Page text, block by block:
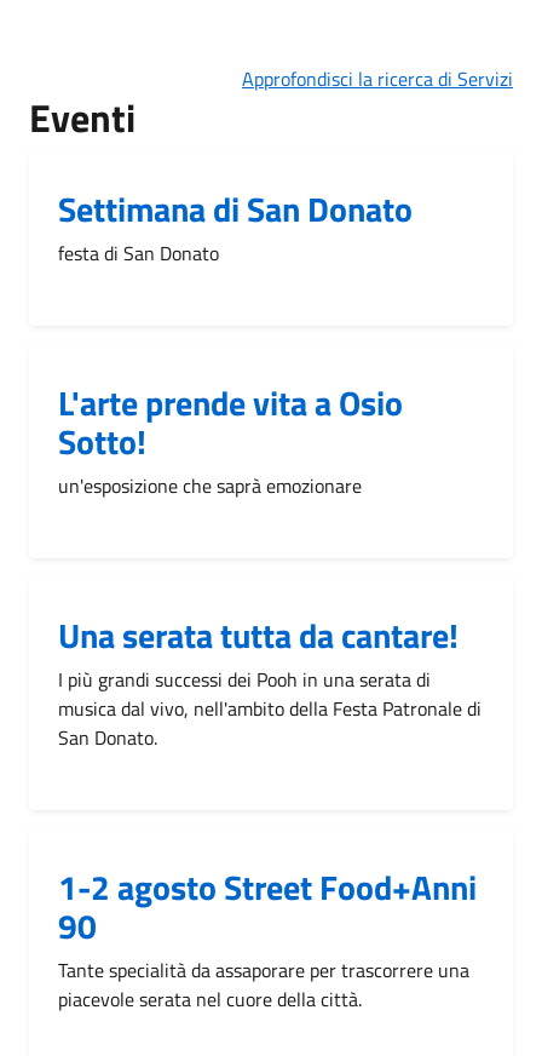
Approfondisci la ricerca di Servizi
Eventi
Settimana di San Donato
festa di San Donato
L'arte prende vita a Osio
Sotto!
un'esposizione che saprà emozionare
Una serata tutta da cantare!
I più grandi successi dei Pooh in una serata di
musica dal vivo, nell'ambito della Festa Patronale di
San Donato.
1-2 agosto Street Food+Anni
90
Tante specialità da assaporare per trascorrere una
piacevole serata nel cuore della città.